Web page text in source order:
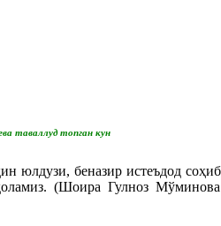
таваллуд топган кун
беназир истеъдод
(Шоира Гулноз